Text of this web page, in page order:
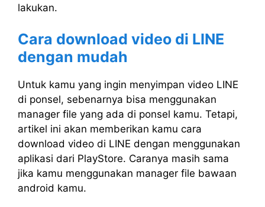
lakukan.
Cara download video di LINE
dengan mudah
Untuk kamu yang ingin menyimpan video LINE
di ponsel, sebenarnya bisa menggunakan
manager file yang ada di ponsel kamu. Tetapi,
artikel ini akan memberikan kamu cara
download video di LINE dengan menggunakan
aplikasi dari PlayStore. Caranya masih sama
jika kamu menggunakan manager file bawaan
android kamu.